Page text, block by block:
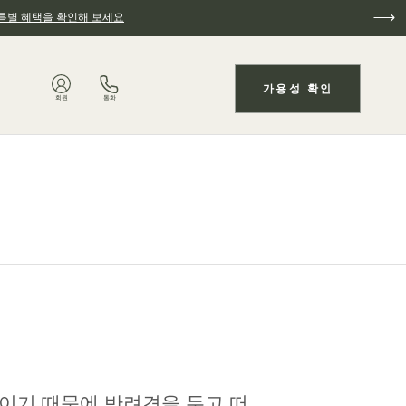
별 혜택을 확인해 보세요
회원 통화
가용성 확인